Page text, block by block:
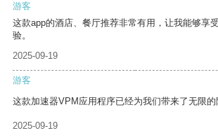
游客
这款app的酒店、餐厅推荐非常有用，让我能够享
验。
2025-09-19
游客
这款加速器VPM应用程序已经为我们带来了无限的
2025-09-19